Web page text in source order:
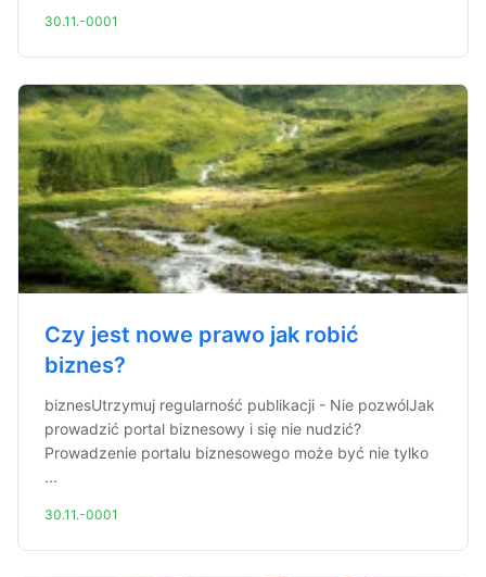
30.11.-0001
Czy jest nowe prawo jak robić
biznes?
biznesUtrzymuj regularność publikacji - Nie pozwólJak
prowadzić portal biznesowy i się nie nudzić?
Prowadzenie portalu biznesowego może być nie tylko
...
30.11.-0001